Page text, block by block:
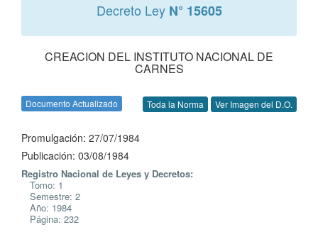
Decreto Ley N° 15605
CREACION DEL INSTITUTO NACIONAL DE
CARNES
Documento Actualizado Toda la Norma Ver Imagen del D.O.
Promulgación: 27/07/1984
Publicación: 03/08/1984
Registro Nacional de Leyes y Decretos:
Tomo: 1
Semestre: 2
Año: 1984
Página: 232